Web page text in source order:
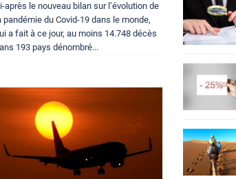
après le nouveau bilan sur l’évolution de
pandémie du Covid-19 dans le monde,
a fait à ce jour, au moins 14.748 décès
193 pays dénombré...